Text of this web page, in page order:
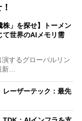
株」を探せ】トーメン
て世界のAIメモリ需
するグローバルリン
新…
レーザーテック：最先